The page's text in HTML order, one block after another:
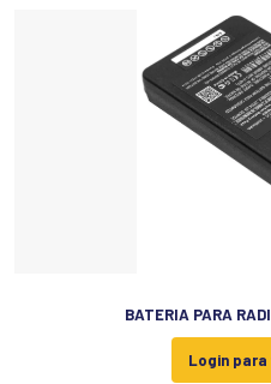
BATERIA PARA
Login